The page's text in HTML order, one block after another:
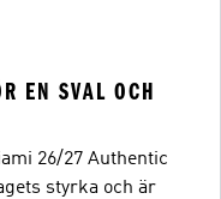
EN SVAL OCH
26/27 Authentic
styrka och är